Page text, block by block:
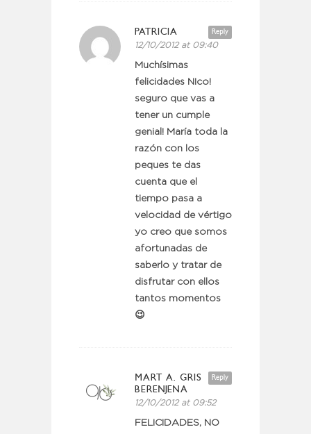
Reply
PATRICIA
12/10/2012 at 09:40
Muchísimas
felicidades NIco!
seguro que vas a
tener un cumple
genial! María toda la
razón con los
peques te das
cuenta que el
tiempo pasa a
velocidad de vértigo
yo creo que somos
afortunadas de
saberlo y tratar de
disfrutar con ellos
tantos momentos
😉
Reply
MART A. GRIS
BERENJENA
12/10/2012 at 09:52
FELICIDADES, NO